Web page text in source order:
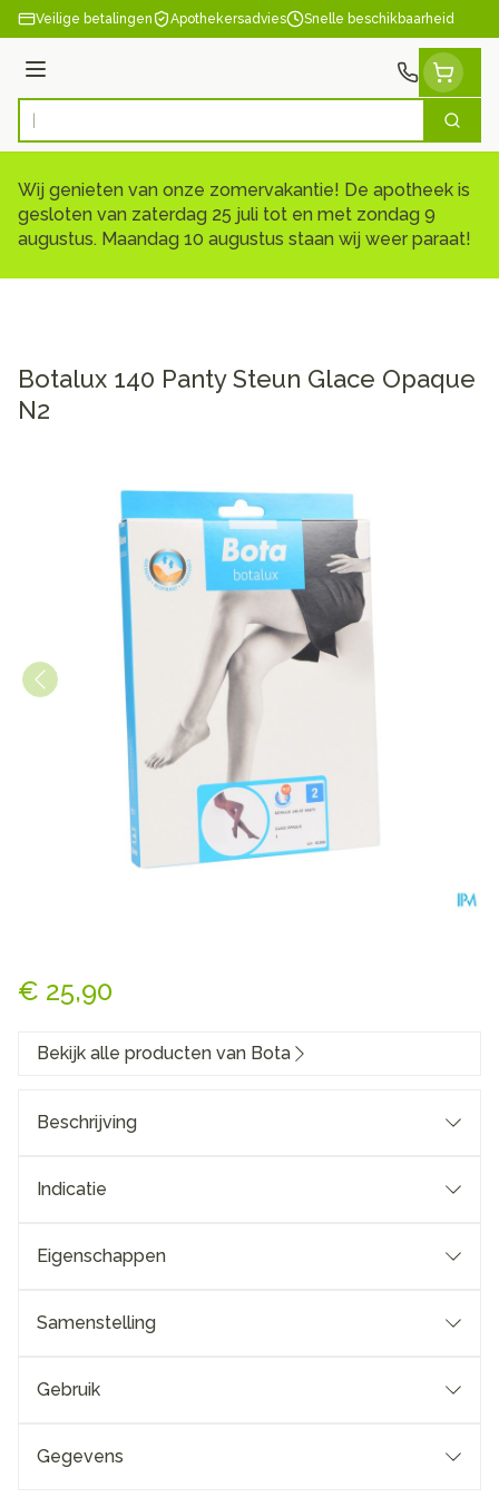
Ga naar de inhoud
Veilige betalingen Apothekersadvies Snelle beschikbaarheid
Menu
Product, merk, categorie... Zoek
Wij genieten van onze zomervakantie! De apotheek is
gesloten van zaterdag 25 juli tot en met zondag 9
augustus. Maandag 10 augustus staan wij weer paraat!
Botalux 140 Panty Steun Glace Opaque
N2
€ 25,90
Bekijk alle producten van Bota
Beschrijving
Indicatie
Eigenschappen
Samenstelling
Gebruik
Gegevens